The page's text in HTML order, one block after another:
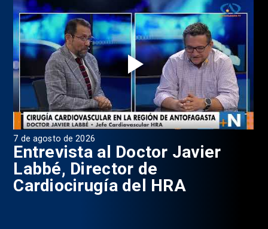
7 de agosto de 2026
Entrevista al Doctor Javier
Labbé, Director de
Cardiocirugía del HRA